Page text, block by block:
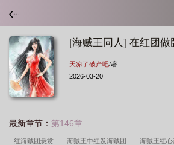
[海贼王同人] 在红团做
天凉了破产吧/著
2026-03-20
最新章节： 第146章
红海贼团悬赏 海贼王中红发海贼团 海贼王红